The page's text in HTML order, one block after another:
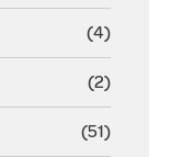
(4)
(2)
(51)